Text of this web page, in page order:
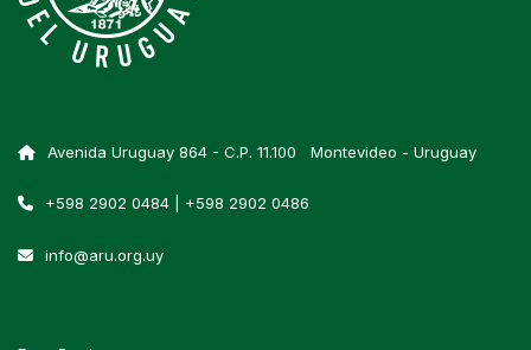
Avenida Uruguay 864 - C.P. 11.100 Montevideo - Uruguay
+598 2902 0484 | +598 2902 0486
info@aru.org.uy